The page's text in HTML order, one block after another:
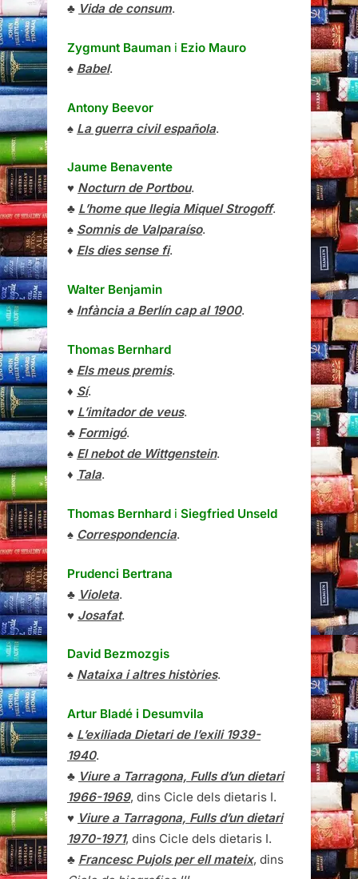
♣ Vida de consum.
Zygmunt Bauman i Ezio Mauro
♠ Babel.
Antony Beevor
♠ La guerra civil española.
Jaume Benavente
♥ Nocturn de Portbou.
♣ L’home que llegia Miquel Strogoff.
♠ Somnis de Valparaíso.
♦ Els dies sense fi.
Walter Benjamin
♠ Infància a Berlín cap al 1900.
Thomas Bernhard
♠ Els meus premis.
♦ Sí.
♥ L’imitador de veus.
♣ Formigó.
♠ El nebot de Wittgenstein.
♦ Tala.
Thomas Bernhard i Siegfried Unseld
♠ Correspondencia.
Prudenci Bertrana
♣ Violeta.
♥ Josafat.
David Bezmozgis
♠ Nataixa i altres històries.
Artur Bladé i Desumvila
♠ L’exiliada Dietari de l’exili 1939-
1940.
♣ Viure a Tarragona, Fulls d’un dietari
1966-1969, dins Cicle dels dietaris I.
♥ Viure a Tarragona, Fulls d’un dietari
1970-1971, dins Cicle dels dietaris I.
♣ Francesc Pujols per ell mateix, dins